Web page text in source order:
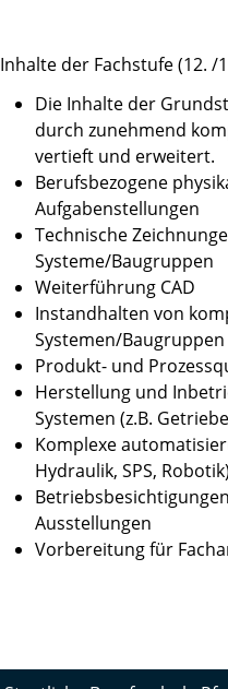
Inhalte der Fachstufe (12. /
Die Inhalte der
durch zunehmend
vertieft und erweitert.
Berufsbezogene
Aufgabenstellungen
Technische
Systeme/Baugruppen
Weiterführung CAD
Instandhalten von
Systemen/Baugruppen
Produkt- und
Herstellung und
Systemen (z.B.
Komplexe
Hydraulik, SPS, Robotik)
Ausstellungen
Vorbereitung für